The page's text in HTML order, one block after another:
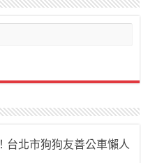
台北市狗狗友善公車懶人